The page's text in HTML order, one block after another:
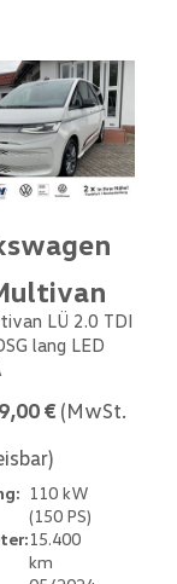
LÜ 2.0 TDI
lang LED
€ (MwSt.
110 kW
(150 PS)
15.400
km